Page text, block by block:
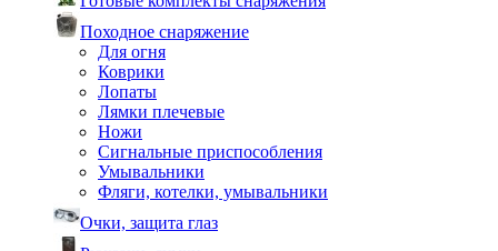
Походное снаряжение
Для огня
Коврики
Лопаты
Лямки плечевые
Ножи
Сигнальные приспособления
Умывальники
Фляги, котелки, умывальники
Очки, защита глаз